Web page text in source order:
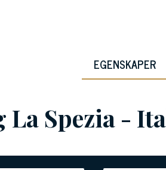
EGENSKAPER
Spezia -